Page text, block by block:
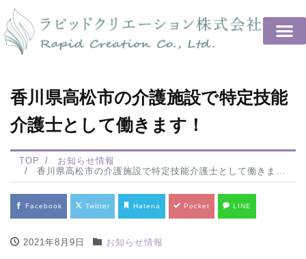
香川県高松市の介護施設で特定技能
介護士として働きます！
TOP
お知らせ情報
香川県高松市の介護施設で特定技能介護士として働きます！
Facebook Twitter Hatena Pocket LINE
2021年8月9日 お知らせ情報